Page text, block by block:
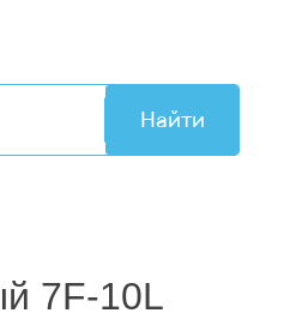
Найти
7F-10L